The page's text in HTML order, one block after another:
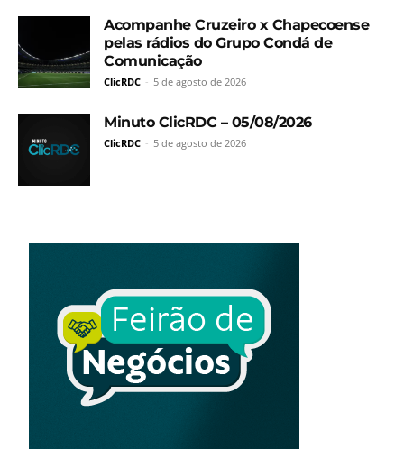
Acompanhe Cruzeiro x Chapecoense
pelas rádios do Grupo Condá de
Comunicação
ClicRDC - 5 de agosto de 2026
Minuto ClicRDC – 05/08/2026
ClicRDC - 5 de agosto de 2026